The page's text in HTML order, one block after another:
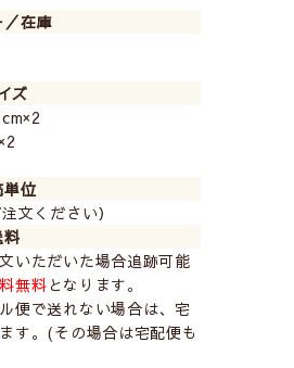
／在庫
ズ
単位
文ください）
料
いただいた場合追跡可能
無料となります。
便で送れない場合は、宅
す。(その場合は宅配便も